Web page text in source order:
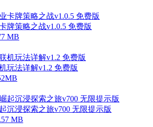
牌策略之战v1.0.5 免费版
MB
玩法详解v1.2 免费版
沉浸探索之旅v700 无限提示版
MB